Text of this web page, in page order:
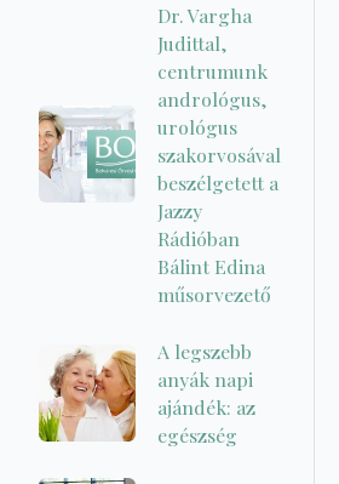
Dr. Vargha
Judittal,
centrumunk
andrológus,
urológus
szakorvosával
beszélgetett a
Jazzy
Rádióban
Bálint Edina
műsorvezető
A legszebb
anyák napi
ajándék: az
egészség